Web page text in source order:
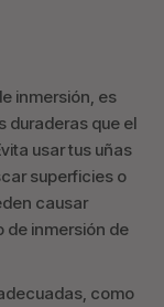
inmersión, es
duraderas que el
usar tus uñas
superficies o
causar
de inmersión de
como